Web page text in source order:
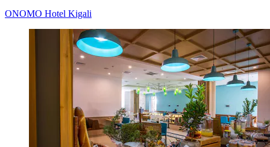
ONOMO Hotel Kigali